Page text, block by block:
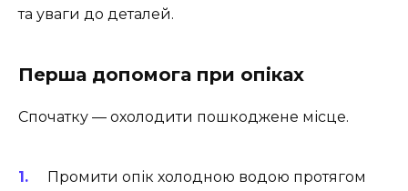
та уваги до деталей.
Перша допомога при опіках
Спочатку — охолодити пошкоджене місце.
Промити опік холодною водою протягом